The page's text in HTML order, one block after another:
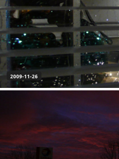
2009-11-26